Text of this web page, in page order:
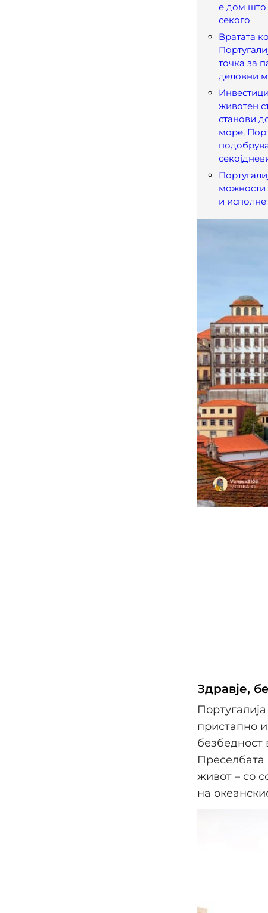
е дом што
секого
Вратата
точка за
деловни
животен
станови
море,
можности
и
Здравје,
пристапно
безбедност
Преселбата
живот – со
на